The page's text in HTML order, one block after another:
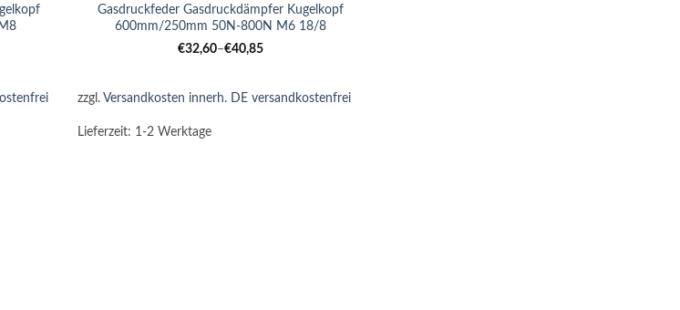
Gasdruckfeder Gasdruckdämpfer Kugelkopf
600mm/250mm 50N-800N M6 18/8
€32,60–€40,85
zzgl.Versandkosten innerh. DE versandkostenfrei
Lieferzeit: 1-2 Werktage